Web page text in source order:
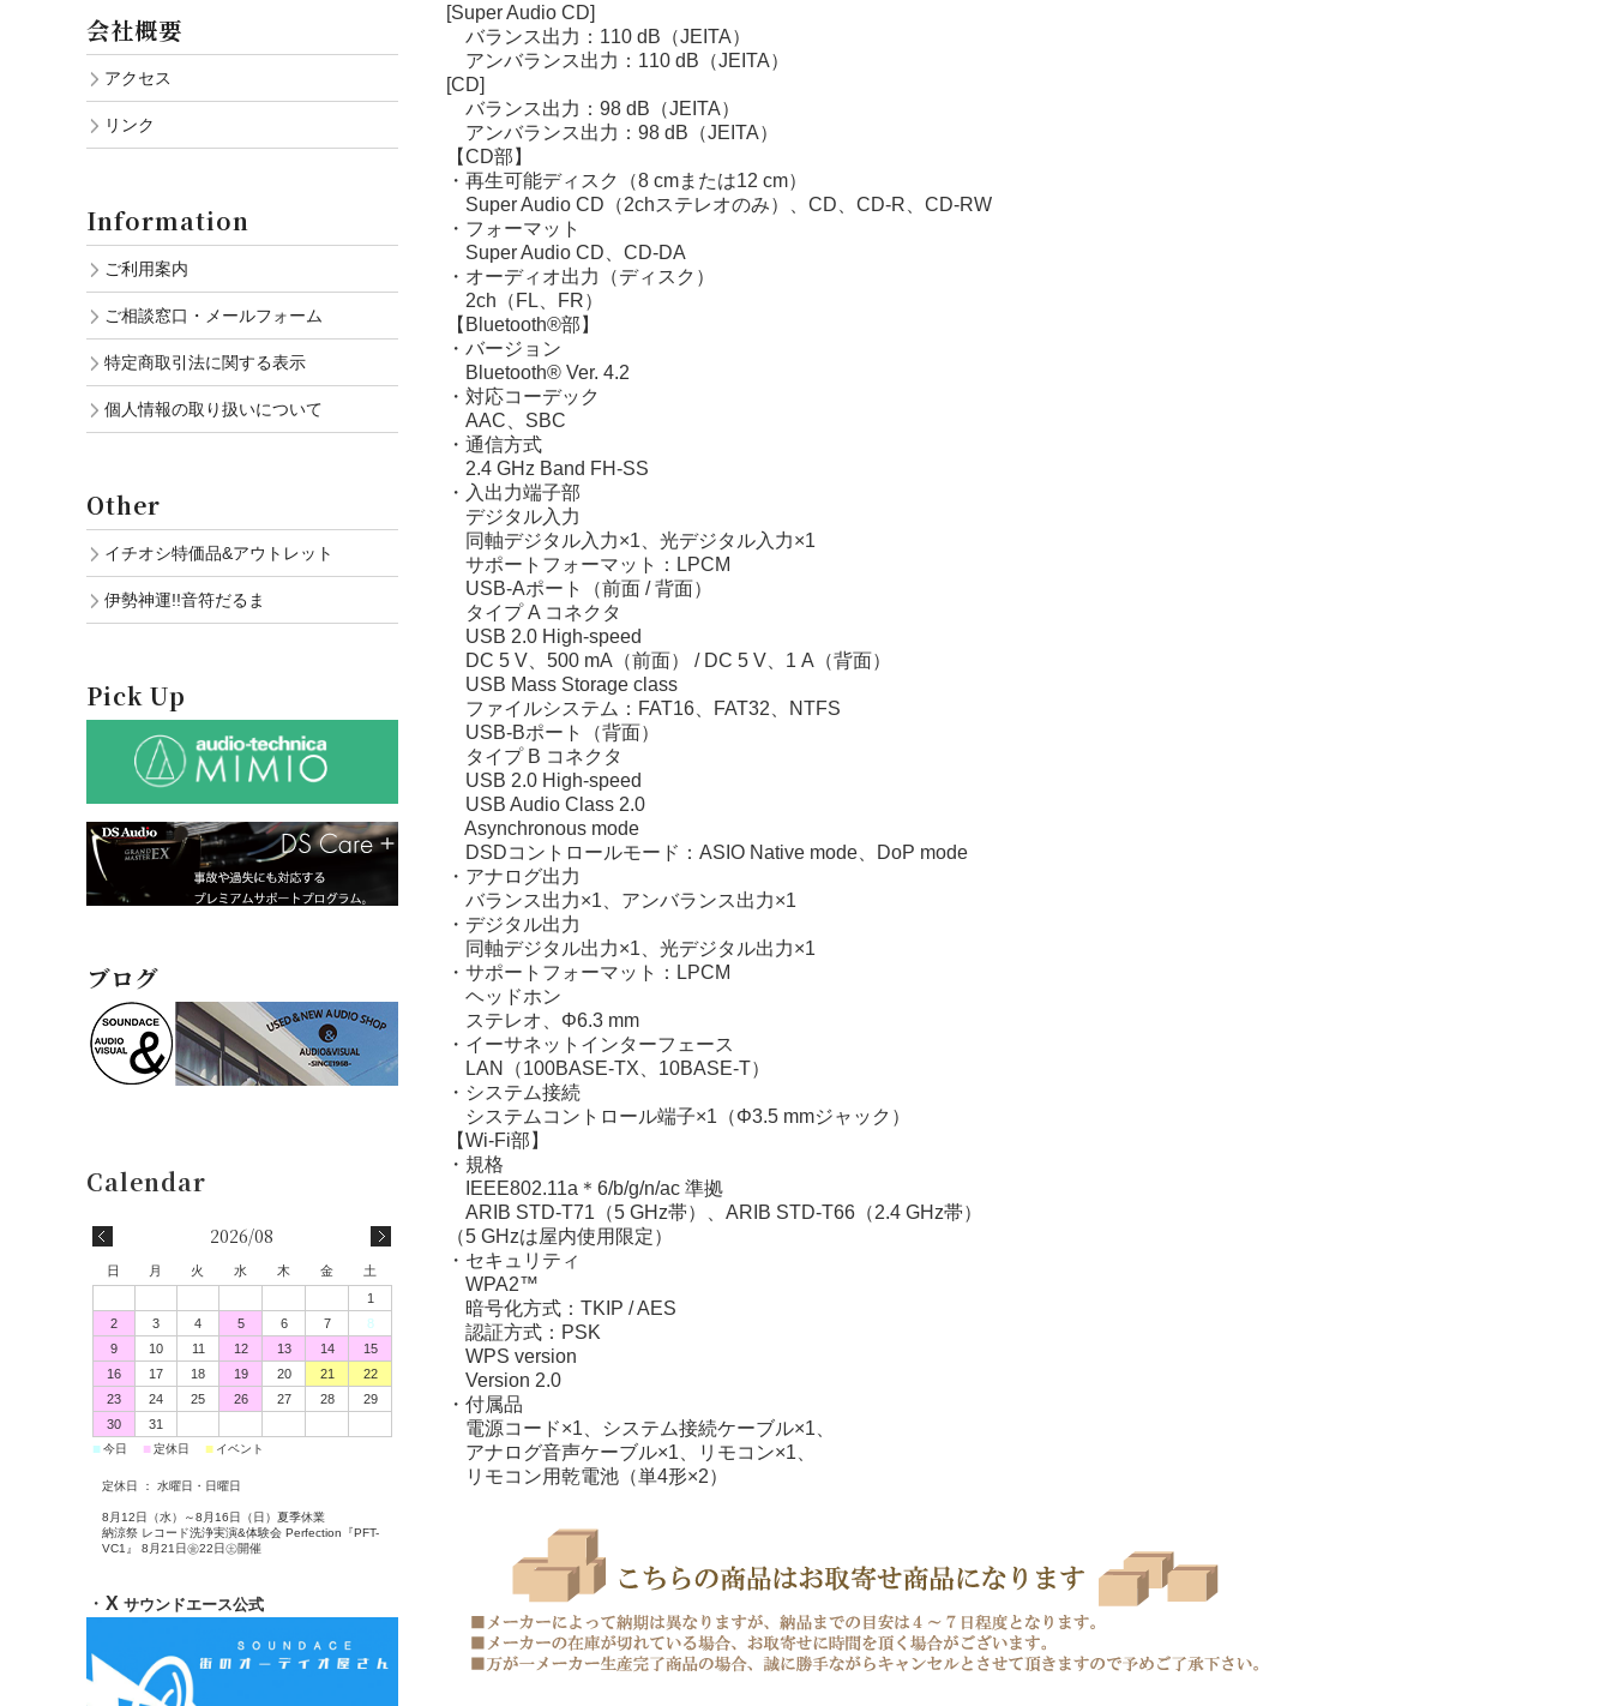
[Super Audio CD]
バランス出力：110 dB（JEITA）
アンバランス出力：110 dB（JEITA）
[CD]
バランス出力：98 dB（JEITA）
アンバランス出力：98 dB（JEITA）
【CD部】
・再生可能ディスク（8 cmまたは12 cm）
Super Audio CD（2chステレオのみ）、CD、CD-R、CD-RW
・フォーマット
Super Audio CD、CD-DA
・オーディオ出力（ディスク）
2ch（FL、FR）
【Bluetooth®部】
・バージョン
Bluetooth® Ver. 4.2
・対応コーデック
AAC、SBC
・通信方式
2.4 GHz Band FH-SS
・入出力端子部
デジタル入力
同軸デジタル入力×1、光デジタル入力×1
サポートフォーマット：LPCM
USB-Aポート（前面 / 背面）
タイプ A コネクタ
USB 2.0 High-speed
DC 5 V、500 mA（前面） / DC 5 V、1 A（背面）
USB Mass Storage class
ファイルシステム：FAT16、FAT32、NTFS
USB-Bポート（背面）
タイプ B コネクタ
USB 2.0 High-speed
USB Audio Class 2.0
Asynchronous mode
DSDコントロールモード：ASIO Native mode、DoP mode
・アナログ出力
バランス出力×1、アンバランス出力×1
・デジタル出力
同軸デジタル出力×1、光デジタル出力×1
・サポートフォーマット：LPCM
ヘッドホン
ステレオ、Φ6.3 mm
・イーサネットインターフェース
LAN（100BASE-TX、10BASE-T）
・システム接続
システムコントロール端子×1（Φ3.5 mmジャック）
【Wi-Fi部】
・規格
IEEE802.11a＊6/b/g/n/ac 準拠
ARIB STD-T71（5 GHz帯）、ARIB STD-T66（2.4 GHz帯）
（5 GHzは屋内使用限定）
・セキュリティ
WPA2™
暗号化方式：TKIP / AES
認証方式：PSK
WPS version
Version 2.0
・付属品
電源コード×1、システム接続ケーブル×1、
アナログ音声ケーブル×1、リモコン×1、
リモコン用乾電池（単4形×2）
会社概要
アクセス
リンク
Information
ご利用案内
ご相談窓口・メールフォーム
特定商取引法に関する表示
個人情報の取り扱いについて
Other
イチオシ特価品&アウトレット
伊勢神運!!音符だるま
Pick Up
ブログ
2026/08
日 月 火 水 木 金
土
1
2
3 4 5 6 7
8
9
10 11 12 13 14
15
16
17 18 19 20 21
22
23
24 25 26 27 28
29
30
31
■今日 ■定休日 ■ イベント
定休日 ： 水曜日・日曜日
8月12日（水）～8月16日（日）夏季休業
納涼祭 レコード洗浄実演&体験会 Perfection『PFT-
VC1』 8月21日㊎22日㊏開催
・ X サウンドエース公式